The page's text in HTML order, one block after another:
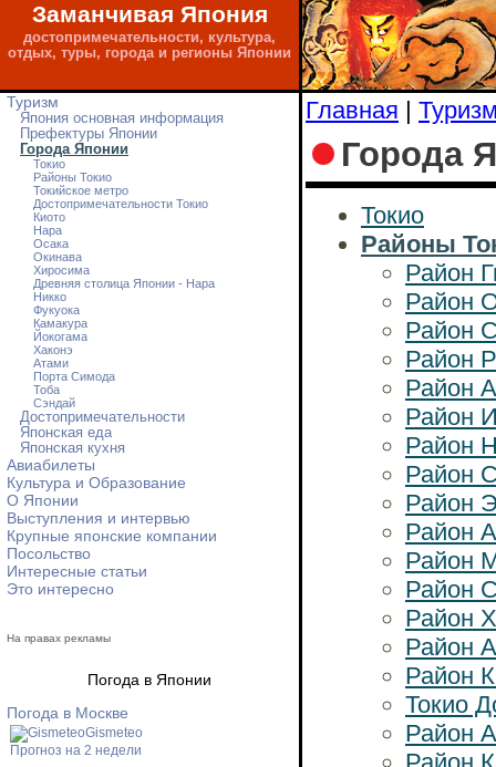
Заманчивая Япония
достопримечательности, культура,
отдых, туры, города и регионы Японии
Туризм
Япония основная информация
Префектуры Японии
Города Японии
Токио
Районы Токио
Токийское метро
Достопримечательности Токио
Киото
Нара
Осака
Окинава
Хиросима
Древняя столица Японии - Нара
Никко
Фукуока
Камакура
Йокогама
Хаконэ
Атами
Порта Симода
Тоба
Сэндай
Достопримечательности
Японская еда
Японская кухня
Авиабилеты
Культура и Образование
О Японии
Выступления и интервью
Крупные японские компании
Посольство
Интересные статьи
Это интересно
На правах рекламы
Погода в Японии
Погода в Москве
Gismeteo
Прогноз на 2 недели
Главная |
Города
Токио
Районы
Район
Район
Район
Район
Район
Район
Район
Район
Район
Район
Район
Район
Район
Район
Район
Токио
Район